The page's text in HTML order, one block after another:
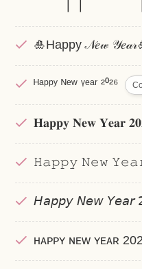
🎍Happy 𝒩𝑒𝓌
ᴴᵃᵖᵖʸ ᴺᵉʷ ᵞᵉᵃʳ ²⁰²⁶
𝐇𝐚𝐩𝐩𝐲 𝐍𝐞𝐰 𝐘𝐞𝐚𝐫
𝙷𝚊𝚙𝚙𝚢 𝙽𝚎𝚠
𝘏𝘢𝘱𝘱𝘺 𝘕𝘦𝘸 𝘠𝘦𝘢𝘳
ʜᴀᴘᴘʏ ɴᴇᴡ ʏᴇᴀʀ